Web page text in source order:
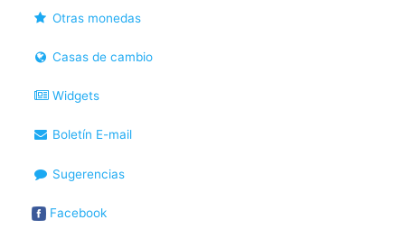
Otras monedas
Casas de cambio
Widgets
Boletín E-mail
Sugerencias
Facebook